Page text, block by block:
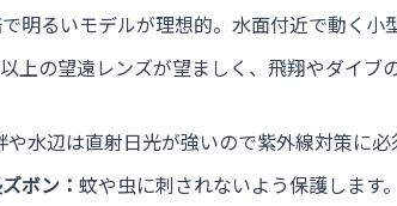
明るいモデルが理想的。水面付近で動く小
上の望遠レンズが望ましく、飛翔やダイブ
や水辺は直射日光が強いので紫外線対策に必
ボン： 蚊や虫に刺されないよう保護します。